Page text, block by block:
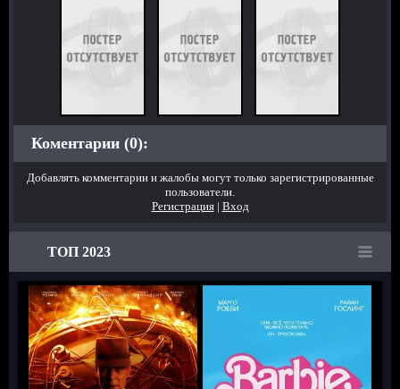
Коментарии (0):
Добавлять комментарии и жалобы могут только зарегистрированные
пользователи.
Регистрация| Вход
ТОП 2023